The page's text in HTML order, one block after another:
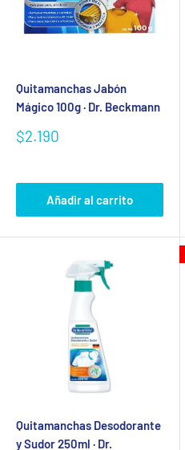
Quitamanchas Jabón
Mágico 100g · Dr. Beckmann
Precio
$2.190
Añadir al carrito
Quitamanchas Desodorante
y Sudor 250ml · Dr.